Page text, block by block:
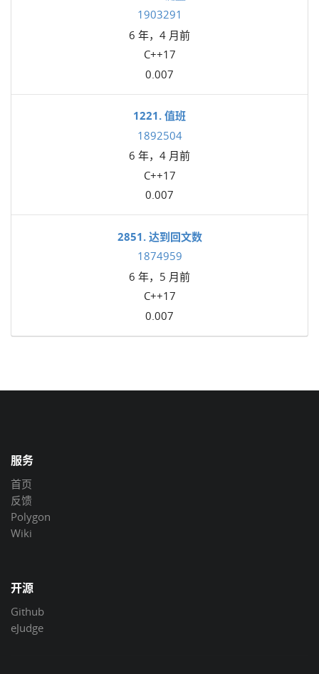
1903291
6 年，4 月前
C++17
0.007
1221. 值班
1892504
6 年，4 月前
C++17
0.007
2851. 达到回文数
1874959
6 年，5 月前
C++17
0.007
服务
首页
反馈
Polygon
Wiki
开源
Github
eJudge